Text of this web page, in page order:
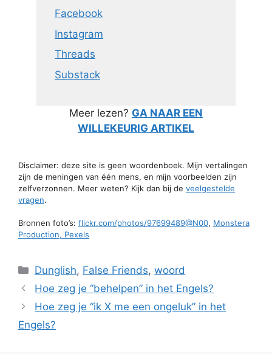
Facebook
Instagram
Threads
Substack
Meer lezen? GA NAAR EEN
WILLEKEURIG ARTIKEL
Disclaimer: deze site is geen woordenboek. Mijn vertalingen
zijn de meningen van één mens, en mijn voorbeelden zijn
zelfverzonnen. Meer weten? Kijk dan bij de veelgestelde
vragen.
Bronnen foto’s: flickr.com/photos/97699489@N00, Monstera
Production, Pexels
Categorieën
Dunglish, False Friends,woord
Hoe zeg je “behelpen” in het Engels?
Hoe zeg je “ik X me een ongeluk” in het
Engels?